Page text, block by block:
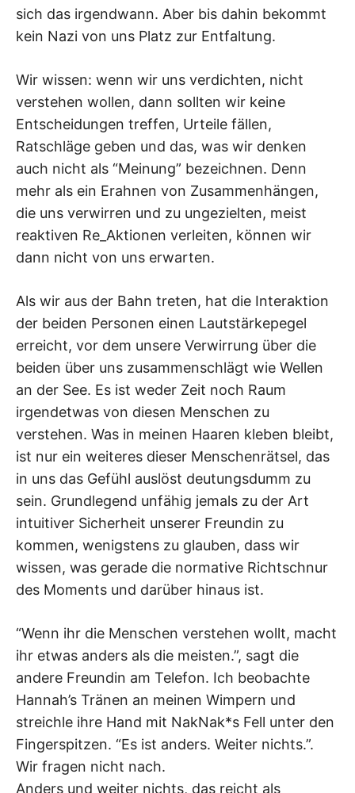
sich das irgendwann. Aber bis dahin bekommt
kein Nazi von uns Platz zur Entfaltung.
Wir wissen: wenn wir uns verdichten, nicht
verstehen wollen, dann sollten wir keine
Entscheidungen treffen, Urteile fällen,
Ratschläge geben und das, was wir denken
auch nicht als “Meinung” bezeichnen. Denn
mehr als ein Erahnen von Zusammenhängen,
die uns verwirren und zu ungezielten, meist
reaktiven Re_Aktionen verleiten, können wir
dann nicht von uns erwarten.
Als wir aus der Bahn treten, hat die Interaktion
der beiden Personen einen Lautstärkepegel
erreicht, vor dem unsere Verwirrung über die
beiden über uns zusammenschlägt wie Wellen
an der See. Es ist weder Zeit noch Raum
irgendetwas von diesen Menschen zu
verstehen. Was in meinen Haaren kleben bleibt,
ist nur ein weiteres dieser Menschenrätsel, das
in uns das Gefühl auslöst deutungsdumm zu
sein. Grundlegend unfähig jemals zu der Art
intuitiver Sicherheit unserer Freundin zu
kommen, wenigstens zu glauben, dass wir
wissen, was gerade die normative Richtschnur
des Moments und darüber hinaus ist.
“Wenn ihr die Menschen verstehen wollt, macht
ihr etwas anders als die meisten.”, sagt die
andere Freundin am Telefon. Ich beobachte
Hannah’s Tränen an meinen Wimpern und
streichle ihre Hand mit NakNak*s Fell unter den
Fingerspitzen. “Es ist anders. Weiter nichts.”.
Wir fragen nicht nach.
Anders und weiter nichts, das reicht als